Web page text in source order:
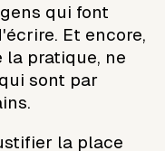
qui font
Et encore,
la pratique, ne
sont par
la place